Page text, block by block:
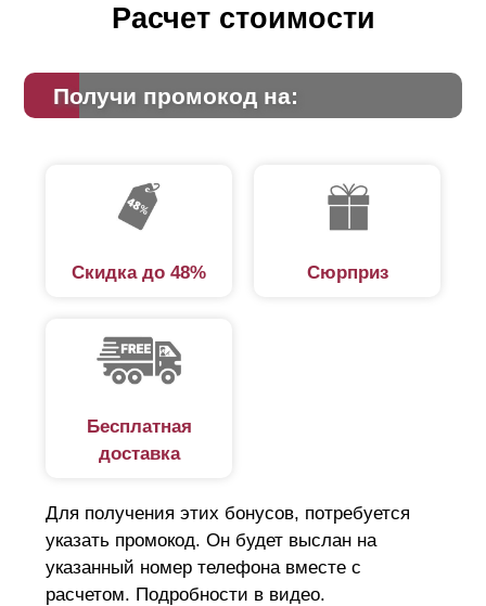
Расчет стоимости
Получи промокод на:
Скидка до 48% Сюрприз
Бесплатная
доставка
Для получения этих бонусов, потребуется
указать промокод. Он будет выслан на
указанный номер телефона вместе с
расчетом. Подробности в видео.